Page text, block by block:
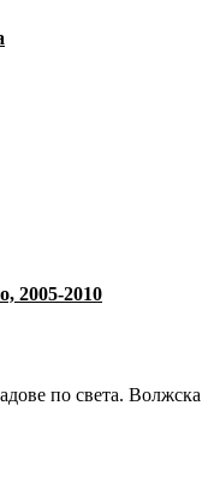
2005-2010
по света.